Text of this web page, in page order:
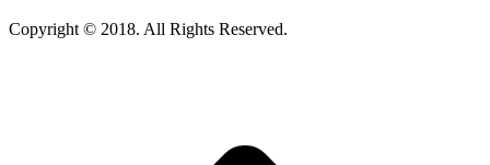
Copyright © 2018. All Rights Reserved.